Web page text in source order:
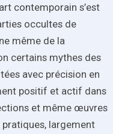
contemporain s’est
occultes de
même de la
certains mythes des
avec précision en
positif et actif dans
et même œuvres
largement